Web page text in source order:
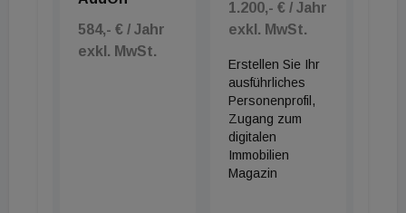
584,- € / Jahr
exkl. MwSt.
1.200,- € / Jahr
exkl. MwSt.
Erstellen Sie Ihr
ausführliches
Personenprofil,
Zugang zum
digitalen
Immobilien
Magazin